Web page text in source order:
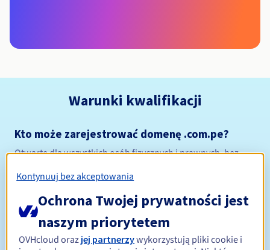
Warunki kwalifikacji
Kto może zarejestrować domenę .com.pe?
Otwarte dla wszystkich osób fizycznych i prawnych, bez
Zasady zarządzania i powiadomienia
Okres rejestracji
Kontynuuj bez akceptowania
Ochrona Twojej prywatności jest
naszym priorytetem
OVHcloud oraz jej partnerzywykorzystują pliki cookie i